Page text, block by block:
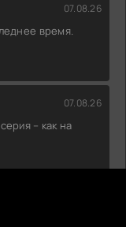
07.08.26
время.
07.08.26
– как на